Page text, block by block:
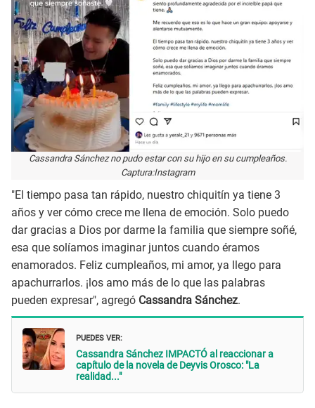
Cassandra Sánchez no pudo estar con su hijo en su cumpleaños.
Captura:Instagram
"El tiempo pasa tan rápido, nuestro chiquitín ya tiene 3
años y ver cómo crece me llena de emoción. Solo puedo
dar gracias a Dios por darme la familia que siempre soñé,
esa que solíamos imaginar juntos cuando éramos
enamorados. Feliz cumpleaños, mi amor, ya llego para
apachurrarlos. ¡los amo más de lo que las palabras
pueden expresar", agregó Cassandra Sánchez.
PUEDES VER:
Cassandra Sánchez IMPACTÓ al reaccionar a
capítulo de la novela de Deyvis Orosco: "La
realidad..."